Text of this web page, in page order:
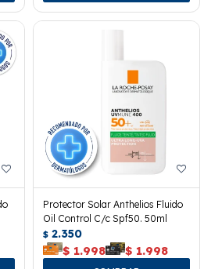
Protector Solar Anthelios Fluido
Oil Control C/c Spf50. 50ml
$ 2.350
$ 1.998 $ 1.998